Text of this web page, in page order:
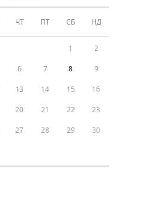
ЧТ ПТ СБ НД
1 2
6 7 8 9
13 14 15 16
20 21 22 23
27 28 29 30